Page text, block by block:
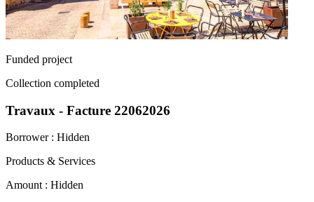
Funded project
Collection completed
Travaux - Facture 22062026
Borrower : Hidden
Products & Services
Amount : Hidden